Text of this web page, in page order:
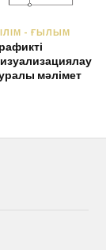
- ҒЫЛЫМ
мәлімет